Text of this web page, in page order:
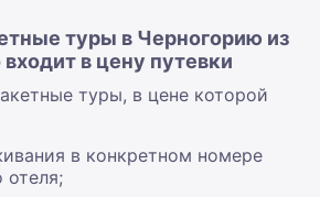
туры в Черногорию из
в цену путевки
туры, в цене которой
в конкретном номере
отеля;